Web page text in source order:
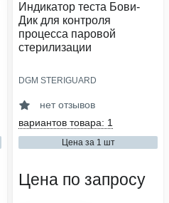
Индикатор теста Бови-
Дик для контроля
процесса паровой
стерилизации
химический
2
вид упаковочного материала:
DGM STERIGUARD
нет отзывов
вариантов товара: 1
Цена за 1 шт
Цена по запросу